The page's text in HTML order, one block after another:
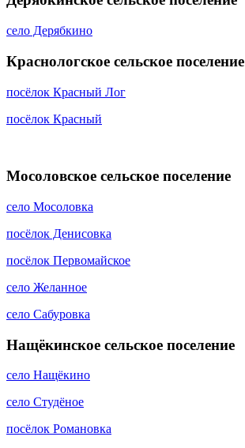
село Дерябкино
Краснологское сельское поселение
посёлок Красный Лог
посёлок Красный
Мосоловское сельское поселение
село Мосоловка
посёлок Денисовка
посёлок Первомайское
село Желанное
село Сабуровка
Нащёкинское сельское поселение
село Нащёкино
село Студёное
посёлок Романовка